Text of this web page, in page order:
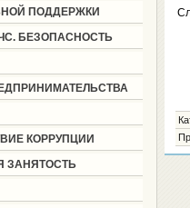
ПОДДЕРЖКИ
БЕЗОПАСНОСТЬ
КОРРУПЦИИ
ЗАНЯТОСТЬ